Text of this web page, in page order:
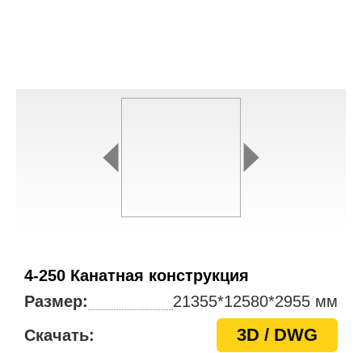
4-250 Канатная конструкция
Размер:
21355*12580*2955 мм
Скачать:
3D / DWG